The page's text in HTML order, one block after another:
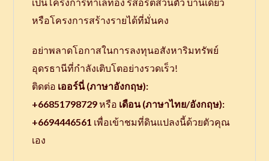
หรือโครงการสร้างรายได้ที่มั่นคง
อย่าพลาดโอกาสในการลงทุนอสังหาริมทรัพย์
อุดรธานีที่กำลังเติบโตอย่างรวดเร็ว!
ติดต่อ เออร์นี่ (ภาษาอังกฤษ):
+66851798729หรือ เดือน (ภาษาไทย/อังกฤษ):
+6694446561 เพื่อเข้าชมที่ดินแปลงนี้ด้วยตัวคุณ
เอง